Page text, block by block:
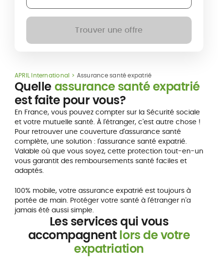
Trouver une offre
APRIL International Assurance santé expatrié
Quelle assurance santé expatrié
est faite pour vous?
En France, vous pouvez compter sur la Sécurité sociale
et votre mutuelle santé. À l'étranger, c'est autre chose !
Pour retrouver une couverture d'assurance santé
complète, une solution : l'assurance santé expatrié.
Valable où que vous soyez, cette protection tout-en-un
vous garantit des remboursements santé faciles et
adaptés.
100% mobile, votre assurance expatrié est toujours à
portée de main. Protéger votre santé à l'étranger n'a
jamais été aussi simple.
Les services qui vous
accompagnentlors de votre
expatriation